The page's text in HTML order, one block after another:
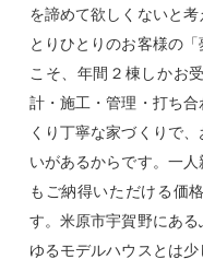
を諦めて欲しくないと
とりひとりのお客様の
こそ、年間２棟しかお
計・施工・管理・打ち
くり丁寧な家づくりで
いがあるからです。一
もご納得いただける価
す。米原市宇賀野にあ
ゆるモデルハウスとは